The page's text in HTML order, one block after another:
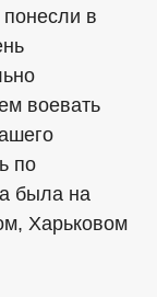
в
воевать
по
была на
Харьковом